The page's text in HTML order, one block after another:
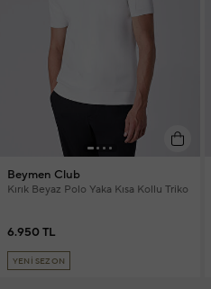
Beymen Club
Kırık Beyaz Polo Yaka Kısa Kollu Triko
6.950 TL
YENİ SEZON